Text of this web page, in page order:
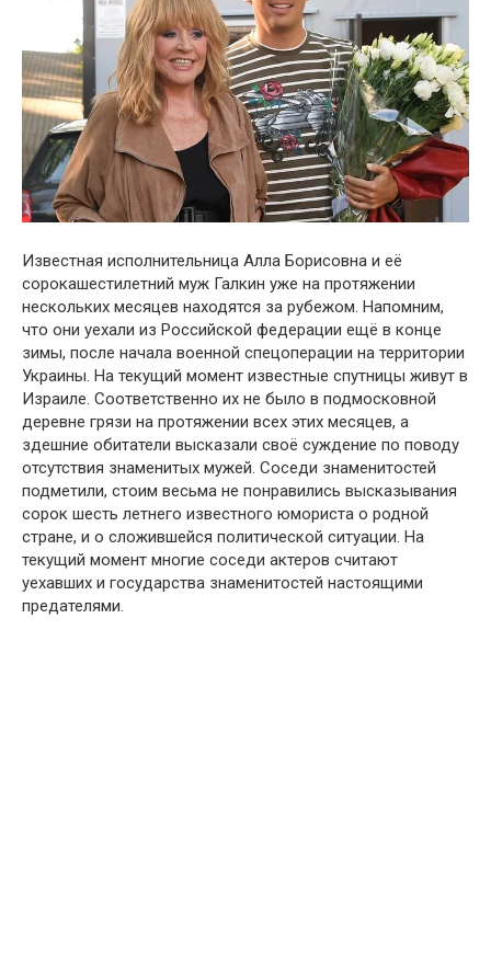
Известная исполнительница Алла Борисовна и её
сорокашестилетний муж Галкин уже на протяжении
нескольких месяцев находятся за рубежом. Напомним,
что они уехали из Российской федерации ещё в конце
зимы, после начала военной спецоперации на территории
Украины. На текущий момент известные спутницы живут в
Израиле. Соответственно их не было в подмосковной
деревне грязи на протяжении всех этих месяцев, а
здешние обитатели высказали своё суждение по поводу
отсутствия знаменитых мужей. Соседи знаменитостей
подметили, стоим весьма не понравились высказывания
сорок шесть летнего известного юмориста о родной
стране, и о сложившейся политической ситуации. На
текущий момент многие соседи актеров считают
уехавших и государства знаменитостей настоящими
предателями.